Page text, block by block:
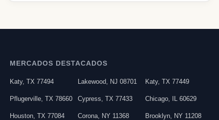
MERCADOS DESTACADOS
Katy, TX 77494 Lakewood, NJ 08701 Katy,TX 77449
Pflugerville TX 78660 Cypress TX 77433 Chicago IL 60629
Houston TX 77084 Corona, NY 11368 Brooklyn NY 11208